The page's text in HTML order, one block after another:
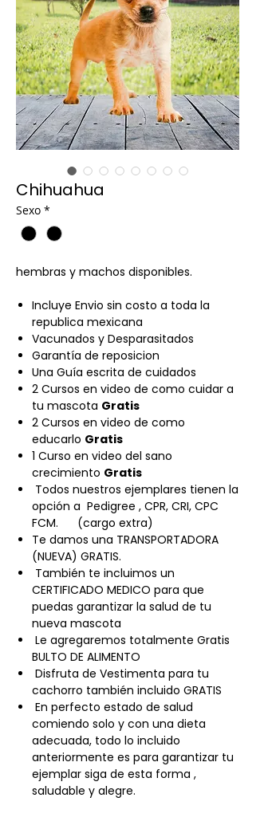
Chihuahua
Sexo *
hembras y machos disponibles.
Incluye Envio sin costo a toda la
republica mexicana
Vacunados y Desparasitados
Garantía de reposicion
Una Guía escrita de cuidados
2 Cursos en video de como cuidar a
tu mascota Gratis
2 Cursos en video de como
educarlo Gratis
1 Curso en video del sano
crecimiento Gratis
Todos nuestros ejemplares tienen la
opción a Pedigree , CPR, CRI, CPC
FCM. (cargo extra)
Te damos una TRANSPORTADORA
(NUEVA) GRATIS. ​
También te incluimos un
CERTIFICADO MEDICO para que
puedas garantizar la salud de tu
nueva mascota
Le agregaremos totalmente Gratis
BULTO DE ALIMENTO
Disfruta de Vestimenta para tu
cachorro también incluido GRATIS
En perfecto estado de salud
comiendo solo y con una dieta
adecuada, todo lo incluido
anteriormente es para garantizar tu
ejemplar siga de esta forma ,
saludable y alegre. ​​